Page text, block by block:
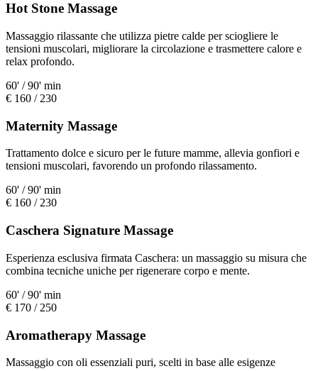
Hot Stone Massage
Massaggio rilassante che utilizza pietre calde per sciogliere le
tensioni muscolari, migliorare la circolazione e trasmettere calore e
relax profondo.
60' / 90' min
€ 160 / 230
Maternity Massage
Trattamento dolce e sicuro per le future mamme, allevia gonfiori e
tensioni muscolari, favorendo un profondo rilassamento.
60' / 90' min
€ 160 / 230
Caschera Signature Massage
Esperienza esclusiva firmata Caschera: un massaggio su misura che
combina tecniche uniche per rigenerare corpo e mente.
60' / 90' min
€ 170 / 250
Aromatherapy Massage
Massaggio con oli essenziali puri, scelti in base alle esigenze